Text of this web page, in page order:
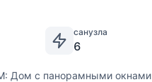
санузла
6
Дом с панорамными окнами